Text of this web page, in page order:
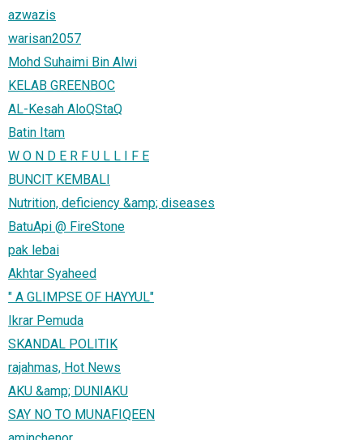
azwazis
warisan2057
Mohd Suhaimi Bin Alwi
KELAB GREENBOC
AL-Kesah AloQStaQ
Batin Itam
W O N D E R F U L L I F E
BUNCIT KEMBALI
Nutrition, deficiency &amp; diseases
BatuApi @ FireStone
pak lebai
Akhtar Syaheed
" A GLIMPSE OF HAYYUL"
Ikrar Pemuda
SKANDAL POLITIK
rajahmas, Hot News
AKU &amp; DUNIAKU
SAY NO TO MUNAFIQEEN